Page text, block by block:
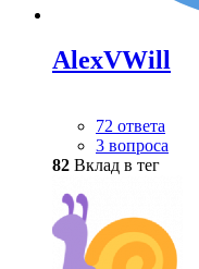
AlexVWill
72 ответа
3 вопроса
82 Вклад в тег